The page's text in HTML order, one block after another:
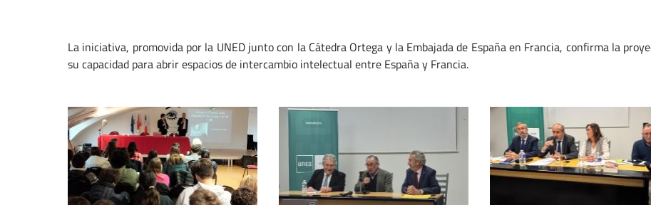
La iniciativa, promovida por la UNED junto con la Cátedra Ortega y la Embajada de España en Francia, confirma la
su capacidad para abrir espacios de intercambio intelectual entre España y Francia.